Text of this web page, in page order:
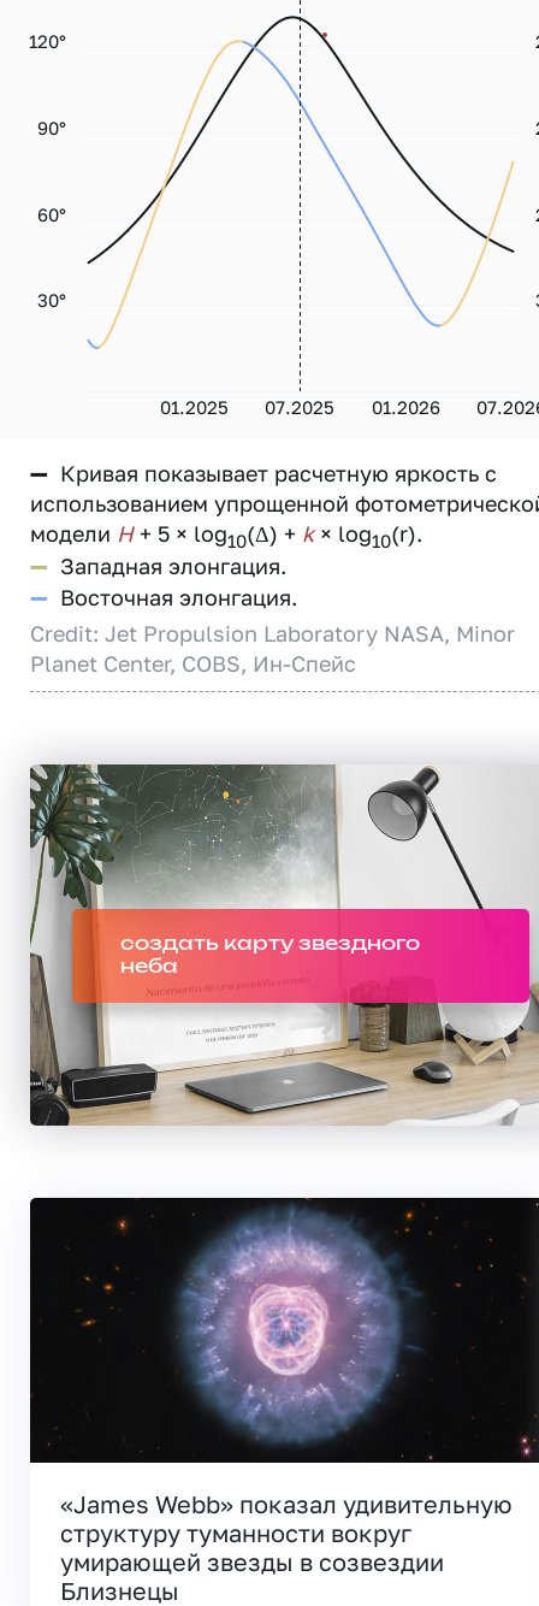
01.2025 07.2025 01.2026
30°
60°
90°
120°
— Кривая показывает расчетную яркость с
использованием упрощенной
модели H+ 5 × log10(Δ) + k× log10(r).
— Западная элонгация.
— Восточная элонгация.
Credit: Jet Propulsion Laboratory NASA, Minor
Planet Center, COBS, Ин-Спейс
создать карту звездного
неба
«James Webb» показал удивительную
структуру туманности вокруг
умирающей звезды в созвездии
Близнецы